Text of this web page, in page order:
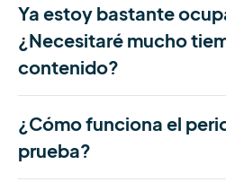
Ya estoy bastante
¿Necesitaré mucho
contenido?
¿Cómo funciona el
prueba?